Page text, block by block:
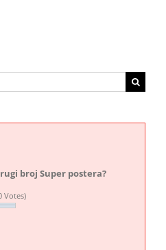
broj Super postera?
Votes)